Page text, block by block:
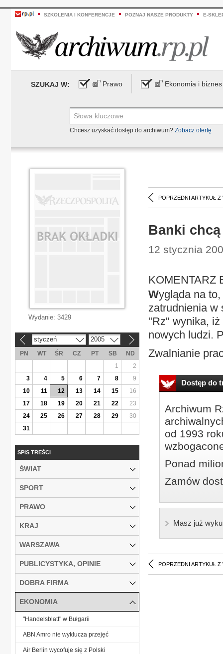
SZKOLENIA I KONFERENCJE POZNAJ NASZE PRODUKTY E-
SZUKAJ W: Prawo Ekonomia i biznes
Chcesz uzyskać dostęp do archiwum? Zobacz ofertę
POPRZEDNI ARTYKUŁ Z
Banki
12 stycznia
KOMENTARZ
Wygląda na
zatrudnienia w
"Rz" wynika, iż
nowych ludzi.
Zwalnianie
Dostęp do
Archiwum
od 1993
Ponad
Zamów
Masz już
POPRZEDNI ARTYKUŁ Z
Wydanie: 3429
styczeń 2005
PN WT ŚR CZ PT SB
ND
1
2
3
4 5 6 7 8
9
10
11 12 13 14 15
16
17
18 19 20 21 22
23
24
25 26 27 28 29
30
31
SPIS TREŚCI
ŚWIAT
SPORT
PRAWO
KRAJ
WARSZAWA
PUBLICYSTYKA, OPINIE
DOBRA FIRMA
EKONOMIA
"Handelsblatt" w Bułgarii
ABN Amro nie wyklucza przejęć
Air Berlin wycofuje się z Polski